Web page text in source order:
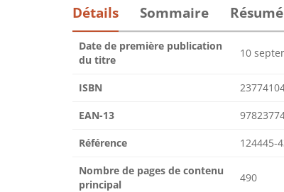
Détails Sommaire Résumé
Date de première publication
du titre
10
ISBN
EAN-13
Référence 124445-
Nombre de pages de contenu
principal
490